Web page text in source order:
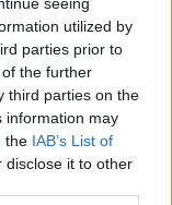
utilized by
parties prior to
the further
third parties on the
information may
the IAB’s List of
disclose it to other
Νίκησε
Δανία και παίζει
με τη Νορβηγία